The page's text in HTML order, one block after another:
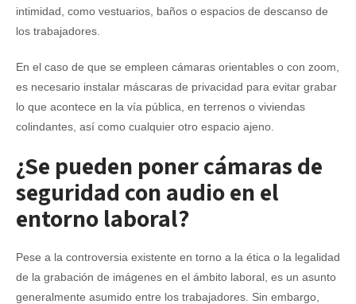
intimidad, como vestuarios, baños o espacios de descanso de
los trabajadores.
En el caso de que se empleen cámaras orientables o con zoom,
es necesario instalar máscaras de privacidad para evitar grabar
lo que acontece en la vía pública, en terrenos o viviendas
colindantes, así como cualquier otro espacio ajeno.
¿Se pueden poner cámaras de
seguridad con audio en el
entorno laboral?
Pese a la controversia existente en torno a la ética o la legalidad
de la grabación de imágenes en el ámbito laboral, es un asunto
generalmente asumido entre los trabajadores. Sin embargo,